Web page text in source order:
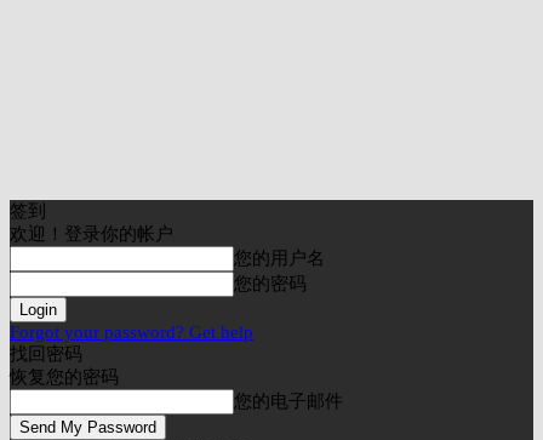
签到
欢迎！登录你的帐户
您的用户名
您的密码
Forgot your password? Get help
找回密码
恢复您的密码
您的电子邮件